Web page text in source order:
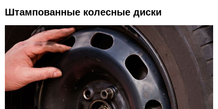
Штампованные колесные диски